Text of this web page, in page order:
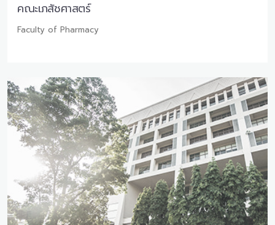
คณะเภสัชศาสตร์
Faculty of Pharmacy